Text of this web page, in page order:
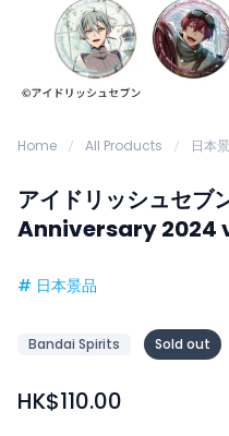
Home All Products 日本
アイドリッシュセブ
Anniversary 2024
# 日本景品
Bandai Spirits Sold out
HK$110.00